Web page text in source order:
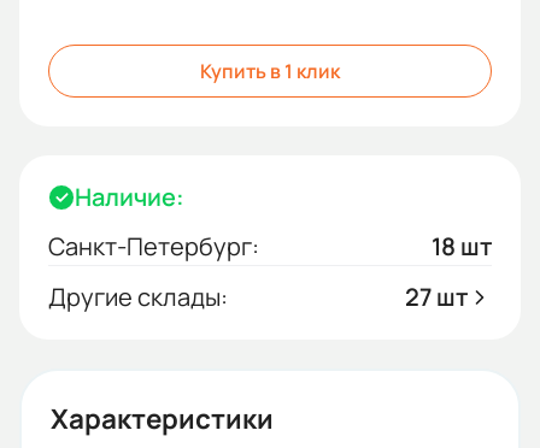
Купить в 1 клик
Наличие:
Санкт-Петербург:
18 шт
Другие склады:
27 шт
Характеристики